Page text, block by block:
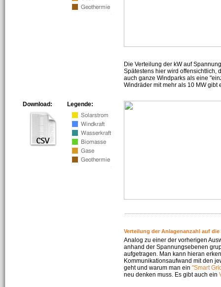
Die Verteilung der kW auf
Spätestens hier wird offensichtlich,
auch ganze Windparks als eine
Windräder mit mehr als 10 MW gibt
Legende:
Download:
Verteilung der Anlagenanzahl auf die
Analog zu einer der vorherigen
anhand der Spannungsebenen
aufgetragen. Man kann hieran
Kommunikationsaufwand mit den
geht und warum man ein "Smart
neu denken muss. Es gibt auch ein